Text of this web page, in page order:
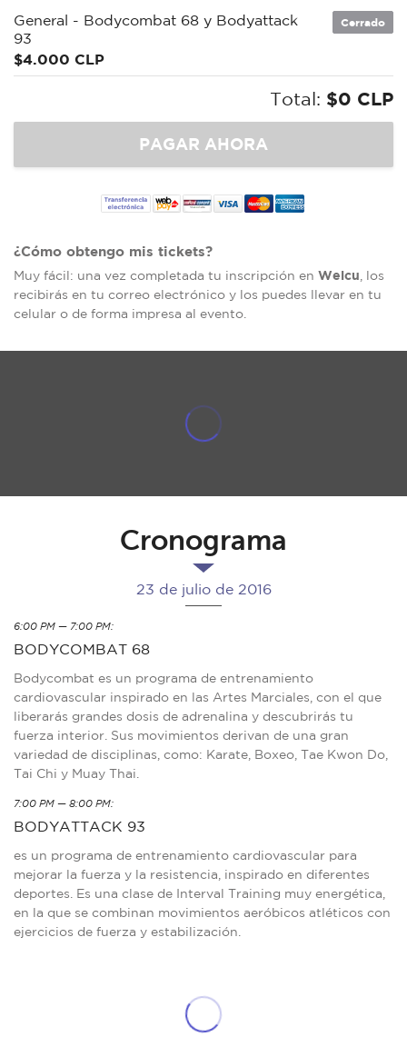
General - Bodycombat 68 y Bodyattack
93
$4.000 CLP
Cerrado
Total: $0 CLP
¿Cómo obtengo mis tickets?
Muy fácil: una vez completada tu inscripción en Welcu , los
recibirás en tu correo electrónico y los puedes llevar en tu
celular o de forma impresa al evento.
Cronograma
23 de julio de 2016
6:00 PM — 7:00 PM:
BODYCOMBAT 68
Bodycombat es un programa de entrenamiento
cardiovascular inspirado en las Artes Marciales, con el que
liberarás grandes dosis de adrenalina y descubrirás tu
fuerza interior. Sus movimientos derivan de una gran
variedad de disciplinas, como: Karate, Boxeo, Tae Kwon Do,
Tai Chi y Muay Thai.
7:00 PM — 8:00 PM:
BODYATTACK 93
es un programa de entrenamiento cardiovascular para
mejorar la fuerza y la resistencia, inspirado en diferentes
deportes. Es una clase de Interval Training muy energética,
en la que se combinan movimientos aeróbicos atléticos con
ejercicios de fuerza y estabilización.